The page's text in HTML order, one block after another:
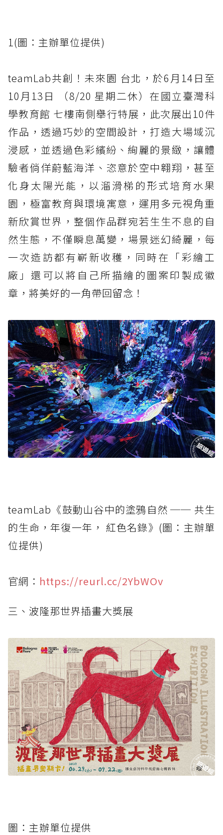
1(圖：主辦單位提供)
teamLab共創！未來園 台北，於6月14日至
10月13日 （8/20 星期二休）在國立臺灣科
學教育館 七樓南側舉行特展，此次展出10件
作品，透過巧妙的空間設計，打造大場域沉
浸感，並透過色彩繽紛、絢麗的景緻，讓體
驗者倘佯蔚藍海洋、恣意於空中翱翔，甚至
化身太陽光能，以溜滑梯的形式培育水果
園，極富教育與環境寓意，運用多元視角重
新欣賞世界，整個作品群宛若生生不息的自
然生態，不僅瞬息萬變，場景迷幻綺麗，每
一次造訪都有嶄新收穫，同時在「彩繪工
廠」還可以將自己所描繪的圖案印製成徽
章，將美好的一角帶回留念！
teamLab《鼓動山谷中的塗鴉自然 ── 共生
的生命，年復一年， 紅色名錄》(圖：主辦單
位提供)
官網： https://reurl.cc/2YbWOv
三、波隆那世界插畫大獎展
圖：主辦單位提供